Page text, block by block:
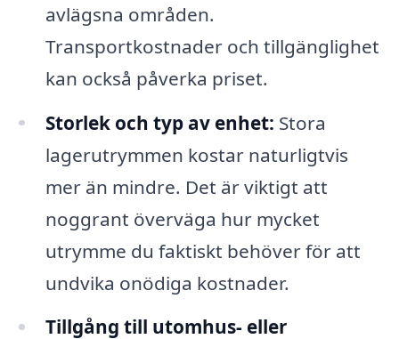
avlägsna områden.
Transportkostnader och tillgänglighet
kan också påverka priset.
Storlek och typ av enhet: Stora
lagerutrymmen kostar naturligtvis
mer än mindre. Det är viktigt att
noggrant överväga hur mycket
utrymme du faktiskt behöver för att
undvika onödiga kostnader.
Tillgång till utomhus- eller